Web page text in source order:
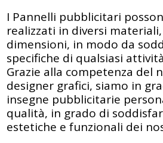
I Pannelli pubblicitari
realizzati in diversi
dimensioni, in modo da
specifiche di qualsiasi
Grazie alla competenza del
designer grafici, siamo in
insegne pubblicitarie
qualità, in grado di
estetiche e funzionali dei